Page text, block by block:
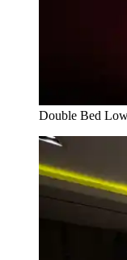
Double Bed